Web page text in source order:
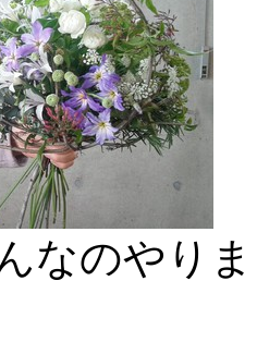
なのやり